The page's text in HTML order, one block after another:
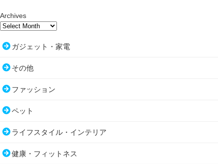
Archives
ガジェット・家電
その他
ファッション
ペット
ライフスタイル・インテリア
健康・フィットネス